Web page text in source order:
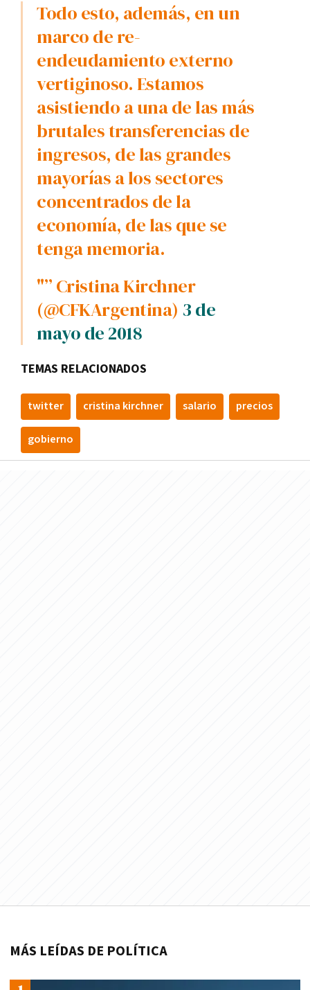
Todo esto, además, en un
marco de re-
endeudamiento externo
vertiginoso. Estamos
asistiendo a una de las más
brutales transferencias de
ingresos, de las grandes
mayorí­as a los sectores
concentrados de la
economí­a, de las que se
tenga memoria.
"” Cristina Kirchner
(@CFKArgentina) 3 de
mayo de 2018
TEMAS RELACIONADOS
twitter cristina kirchner salario precios
gobierno
MÁS LEÍDAS DE POLÍTICA